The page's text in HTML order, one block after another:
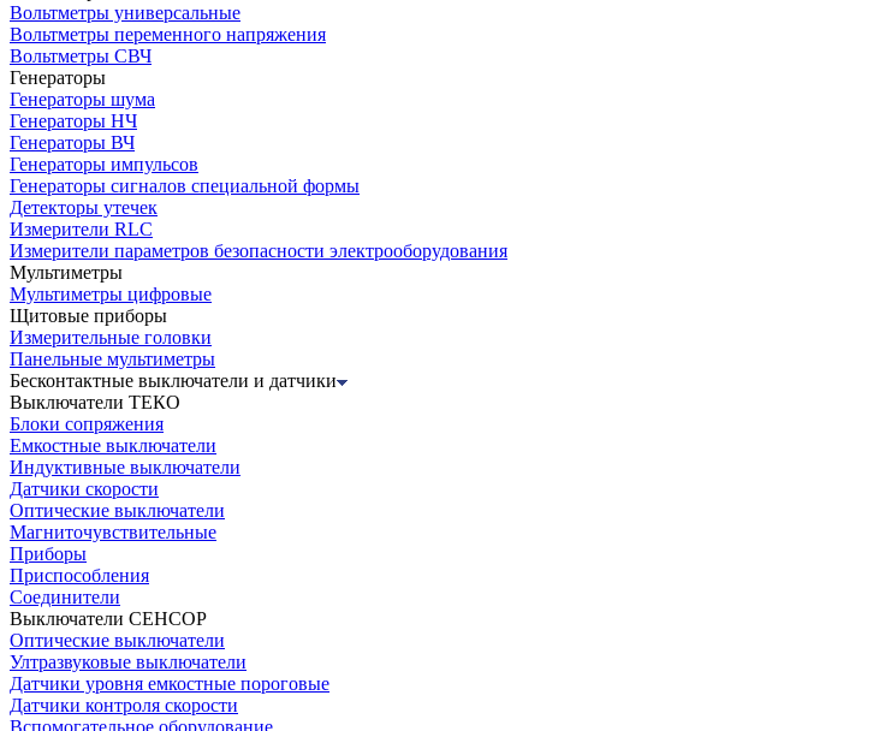
Вольтметры универсальные
Вольтметры переменного напряжения
Вольтметры СВЧ
Генераторы
Генераторы шума
Генераторы НЧ
Генераторы ВЧ
Генераторы импульсов
Генераторы сигналов специальной формы
Детекторы утечек
Измерители RLC
Измерители параметров безопасности электрооборудования
Мультиметры
Мультиметры цифровые
Щитовые приборы
Измерительные головки
Панельные мультиметры
Бесконтактные выключатели и датчики
Выключатели ТЕКО
Блоки сопряжения
Емкостные выключатели
Индуктивные выключатели
Датчики скорости
Оптические выключатели
Магниточувствительные
Приборы
Приспособления
Соединители
Выключатели СЕНСОР
Оптические выключатели
Ултразвуковые выключатели
Датчики уровня емкостные пороговые
Датчики контроля скорости
Вспомогательное оборудование